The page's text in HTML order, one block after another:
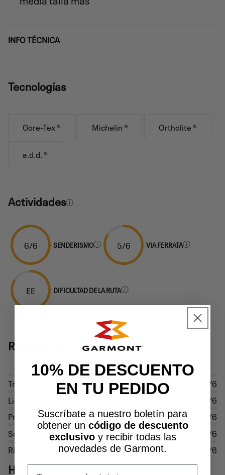
INFO TÉCNICA
Tecnologías
Gore-Tex ® Michelin ® Ortholite ®
a.d.d. ®
Actividades
6/6 SENDERISMO 5/6 VIA FERRATA
EE DIFICULTAD DE LA RUTA
Rendimiento
Transpirabilidad
4/6
Ligereza
3/6
Protección
5/6
Soporte
5/6
Rigidez
4/6
HIGHLIGHTS
10% DE DESCUENTO
EN TU PEDIDO
Suscríbate a nuestro boletín para
obtener un código de descuento
exclusivoy recibir todas las
novedades de Garmont.